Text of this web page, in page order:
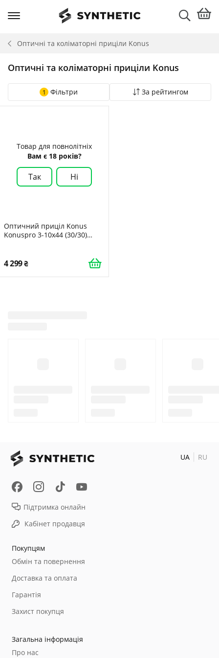
Оптичні та коліматорні приціли Konus
Оптичні та коліматорні приціли Konus
1 Фільтри За рейтингом
Товар для повнолітніх
Вам є 18 років?
Так Ні
Оптичний приціл Konus
Konuspro 3-10x44 (30/30)
4 299
Покупцям
Обмін та повернення
Доставка та оплата
Гарантія
Захист покупця
Загальна інформація
Про нас
Підтримка онлайн
Кабінет продавця
UA RU